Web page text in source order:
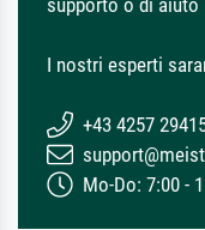
supporto o di aiuto
I nostri esperti
+43 4257
Mo-Do: 7:00 -